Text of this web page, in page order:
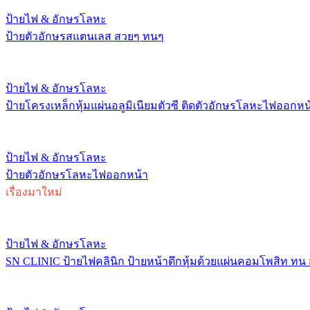
ป้ายไฟ & อักษรโลหะ
ป้ายตัวอักษรสแตนเลส สวยๆ ทนๆ
ป้ายไฟ & อักษรโลหะ
ป้ายโครงเหล็กหุ้มแผ่นอลูมิเนียมตัวซี ติดตัวอักษรโลหะไฟออกห
ป้ายไฟ & อักษรโลหะ
ป้ายตัวอักษรโลหะไฟออกหน้า
เรื่องมาใหม่
ป้ายไฟ & อักษรโลหะ
SN CLINIC ป้ายไฟคลินิก ป้ายหน้าตึกหุ้มด้วยแผ่นคอมโพสิท ทน